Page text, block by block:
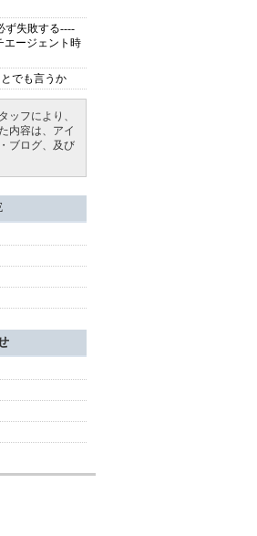
ず失敗する----
エージェント時
でも言うか
ッフにより、
内容は、アイ
ブログ、及び